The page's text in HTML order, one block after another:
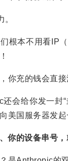
。
根本不用看IP
你充的钱会直接
会给你发一封
美国服务器发起
你的设备串号，